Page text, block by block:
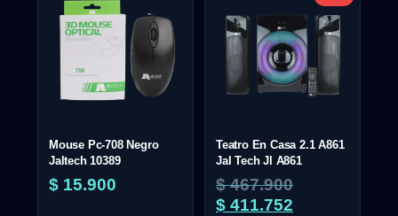
Mouse Pc-708 Negro
Jaltech 10389
$ 15.900
Teatro En Casa 2.1 A861
Jal Tech Jl A861
$467.900
$ 411.752